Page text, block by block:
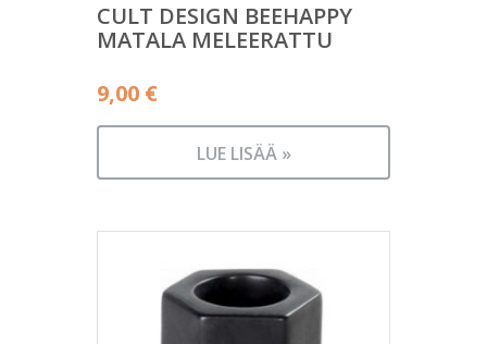
CULT DESIGN BEEHAPPY
MATALA MELEERATTU
9,00 €
LUE LISÄÄ »